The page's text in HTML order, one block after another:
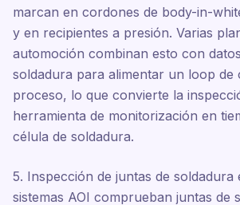
marcan en cordones de body-in-
y en recipientes a presión. Varias
automoción combinan esto con
soldadura para alimentar un loop de
proceso, lo que convierte la
herramienta de monitorización en
célula de soldadura.
5. Inspección de juntas de soldadura
sistemas AOI comprueban juntas de